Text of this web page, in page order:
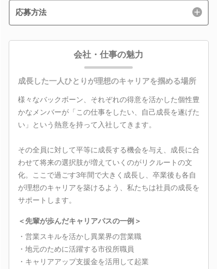
応募方法
会社・仕事の魅力
成長した一人ひとりが理想のキャリアを掴める場所
様々なバックボーン、それぞれの得意を活かした個性豊
かなメンバーが「この仕事をしたい、自己成長を遂げた
い」という熱意を持って入社してきます。
その全員に対して平等に成長する機会を与え、成長に合
わせて将来の選択肢が増えていくのがリクルートの文
化。ここで過ごす3年間で大きく成長し、卒業後も各自
が理想のキャリアを築けるよう、私たちは社員の成長を
サポートします。
＜先輩が歩んだキャリアパスの一例＞
・営業スキルを活かし異業界の営業職
・地元のために活躍する市役所職員
・キャリアアップ支援金を活用して起業